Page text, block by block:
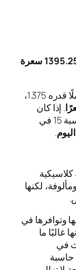
1395.25 سعرة
إذا كانت نشطة قليلًا وتستخدم معاملًا قدره 1.375،
. إذا كان
هدفها فقدان الدهون، فإن عجزًا بنسبة 15 في
.
لكنها
وتوافرها في
غالبًا ما
في
حاسبة